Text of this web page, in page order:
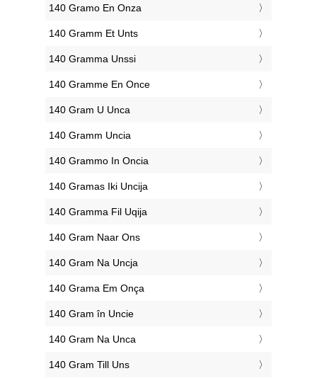
‎140 Gramo En Onza
‎140 Gramm Et Unts
‎140 Gramma Unssi
‎140 Gramme En Once
‎140 Gram U Unca
‎140 Gramm Uncia
‎140 Grammo In Oncia
‎140 Gramas Iki Uncija
‎140 Gramma Fil Uqija
‎140 Gram Naar Ons
‎140 Gram Na Uncja
‎140 Grama Em Onça
‎140 Gram în Uncie
‎140 Gram Na Unca
‎140 Gram Till Uns